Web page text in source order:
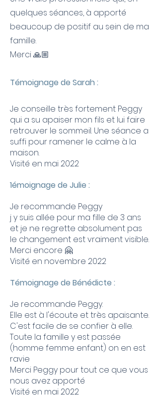
quelques séances, à apporté
beaucoup de positif au sein de ma
famille.
Merci 🙏🏼
Témoignage de Sarah :
Je conseille très fortement Peggy
qui a su apaiser mon fils et lui faire
retrouver le sommeil. Une séance a
suffi pour ramener le calme à la
maison.
Visité en mai 2022
1émoignage de Julie :
Je recommande Peggy
j y suis allée pour ma fille de 3 ans
et je ne regrette absolument pas
le changement est vraiment visible.
Merci encore 🤗.
Visité en novembre 2022
Témoignage de Bénédicte :
Je recommande Peggy.
Elle est à l'écoute et très apaisante.
C'est facile de se confier à elle.
Toute la famille y est passée
(homme femme enfant) on en est
ravie
Merci Peggy pour tout ce que vous
nous avez apporté
Visité en mai 2022